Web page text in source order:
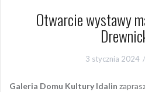
Otwarcie wystawy
3 stycznia 2024
Galeria Domu Kultury Idalin